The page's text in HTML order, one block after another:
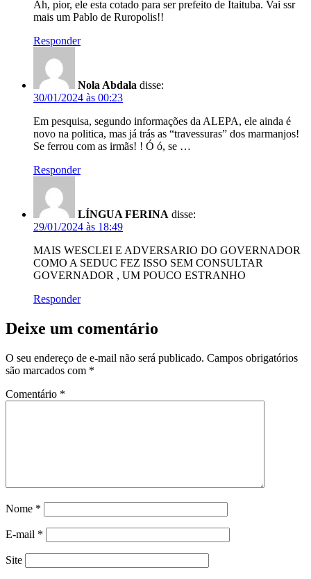
Ah, pior, ele esta cotado para ser prefeito de Itaituba. Vai ssr
mais um Pablo de Ruropolis!!
Responder
Nola Abdala disse:
30/01/2024 às 00:23
Em pesquisa, segundo informações da ALEPA, ele ainda é
novo na politica, mas já trás as “travessuras” dos marmanjos!
Se ferrou com as irmãs! ! Ó ó, se …
Responder
LÍNGUA FERINA disse:
29/01/2024 às 18:49
MAIS WESCLEI E ADVERSARIO DO GOVERNADOR
COMO A SEDUC FEZ ISSO SEM CONSULTAR
GOVERNADOR , UM POUCO ESTRANHO
Responder
Deixe um comentário
O seu endereço de e-mail não será publicado. Campos obrigatórios
são marcados com *
Comentário *
Nome *
E-mail *
Site